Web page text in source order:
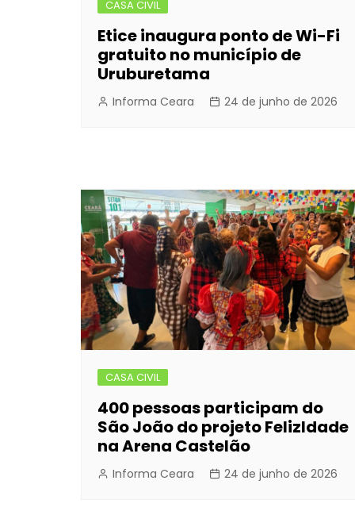
CASA CIVIL
Etice inaugura ponto de Wi-Fi
gratuito no município de
Uruburetama
Informa Ceara 24 de junho de 2026
CASA CIVIL
400 pessoas participam do
São João do projeto FelizIdade
na Arena Castelão
Informa Ceara 24 de junho de 2026